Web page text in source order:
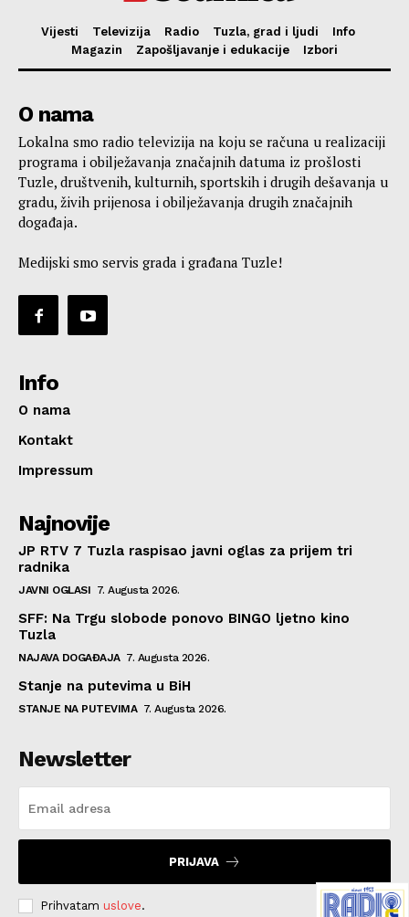
Vijesti Televizija Radio Tuzla, grad i ljudi
Info
Magazin
Zapošljavanje i edukacije Izbori
O nama
Lokalna smo radio televizija na koju se računa u realizaciji
programa i obilježavanja značajnih datuma iz prošlosti
Tuzle, društvenih, kulturnih, sportskih i drugih dešavanja u
gradu, živih prijenosa i obilježavanja drugih značajnih
događaja.
Medijski smo servis grada i građana Tuzle!
Info
O nama
Kontakt
Impressum
Najnovije
JP RTV 7 Tuzla raspisao javni oglas za prijem tri
radnika
JAVNI OGLASI 7. Augusta 2026.
SFF: Na Trgu slobode ponovo BINGO ljetno kino
Tuzla
NAJAVA DOGAĐAJA 7. Augusta 2026.
Stanje na putevima u BiH
STANJE NA PUTEVIMA 7. Augusta 2026.
Newsletter
PRIJAVA
Prihvatam uslove.